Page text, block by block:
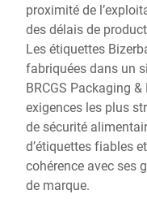
proximité de
des délais de
Les étiquettes
fabriquées dans un
BRCGS Packaging
exigences les plus
de sécurité
d’étiquettes fiables
cohérence avec ses
de marque.